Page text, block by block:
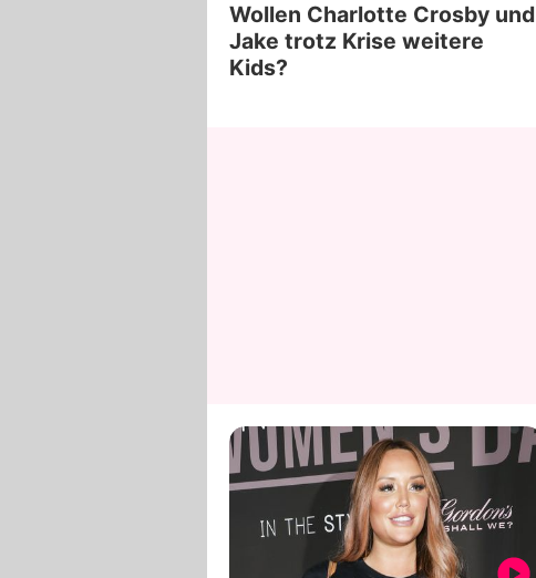
Wollen Charlotte Crosby und
Jake trotz Krise weitere
Kids?